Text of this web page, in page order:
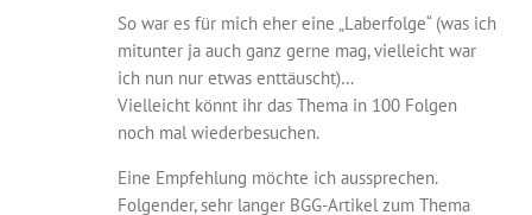
So war es für mich eher eine „Laberfolge“ (was ich
mitunter ja auch ganz gerne mag, vielleicht war
ich nun nur etwas enttäuscht)…
Vielleicht könnt ihr das Thema in 100 Folgen
noch mal wiederbesuchen.
Eine Empfehlung möchte ich aussprechen.
Folgender, sehr langer BGG-Artikel zum Thema